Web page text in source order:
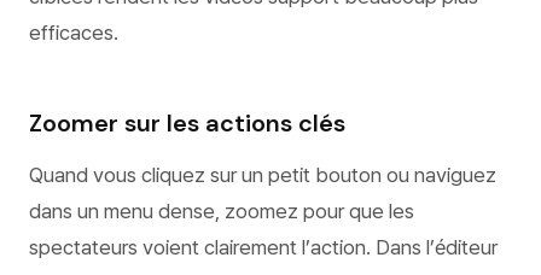
efficaces.
Zoomer sur les actions clés
Quand vous cliquez sur un petit bouton ou naviguez
dans un menu dense, zoomez pour que les
spectateurs voient clairement l’action. Dans l’éditeur